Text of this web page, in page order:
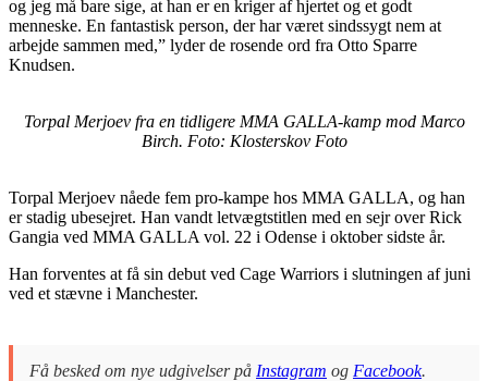
og jeg må bare sige, at han er en kriger af hjertet og et godt
menneske. En fantastisk person, der har været sindssygt nem at
arbejde sammen med,” lyder de rosende ord fra Otto Sparre
Knudsen.
Torpal Merjoev fra en tidligere MMA GALLA-kamp mod Marco
Birch. Foto: Klosterskov Foto
Torpal Merjoev nåede fem pro-kampe hos MMA GALLA, og han
er stadig ubesejret. Han vandt letvægtstitlen med en sejr over Rick
Gangia ved MMA GALLA vol. 22 i Odense i oktober sidste år.
Han forventes at få sin debut ved Cage Warriors i slutningen af juni
ved et stævne i Manchester.
Få besked om nye udgivelser på Instagram og Facebook.